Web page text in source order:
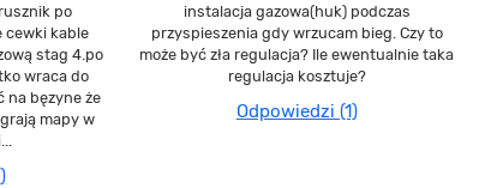
po
cewki kable
stag 4.po
wraca do
na bęzyne że
mapy w
instalacja gazowa(huk) podczas
przyspieszenia gdy wrzucam bieg. Czy to
może być zła regulacja? Ile ewentualnie taka
regulacja kosztuje?
Odpowiedzi (1)